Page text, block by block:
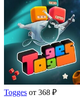
Togges от 368 ₽